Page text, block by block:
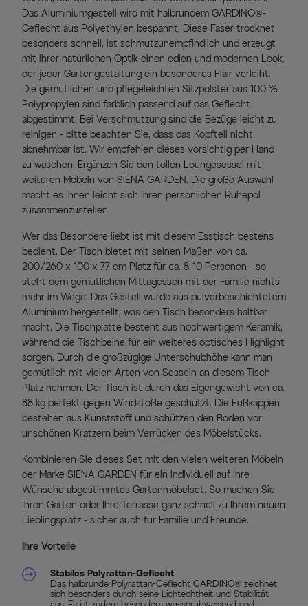
Das Aluminiumgestell wird mit halbrundem GARDINO®-
Geflecht aus Polyethylen bespannt. Diese Faser trocknet
besonders schnell, ist schmutzunempfindlich und erzeugt
mit ihrer natürlichen Optik einen edlen und modernen Look,
der jeder Gartengestaltung ein besonderes Flair verleiht.
Die gemütlichen und pflegeleichten Sitzpolster aus 100 %
Polypropylen sind farblich passend auf das Geflecht
abgestimmt. Bei Verschmutzung sind die Bezüge leicht zu
reinigen - bitte beachten Sie, dass das Kopfteil nicht
abnehmbar ist. Wir empfehlen dieses vorsichtig per Hand
zu waschen. Ergänzen Sie den tollen Loungesessel mit
weiteren Möbeln von SIENA GARDEN. Die große Auswahl
macht es Ihnen leicht sich Ihren persönlichen Ruhepol
zusammenzustellen.
Wer das Besondere liebt ist mit diesem Esstisch bestens
bedient. Der Tisch bietet mit seinen Maßen von ca.
200/260 x 100 x 77 cm Platz für ca. 8-10 Personen - so
steht dem gemütlichen Mittagessen mit der Familie nichts
mehr im Wege. Das Gestell wurde aus pulverbeschichtetem
Aluminium hergestellt, was den Tisch besonders haltbar
macht. Die Tischplatte besteht aus hochwertigem Keramik,
während die Tischbeine für ein weiteres optisches Highlight
sorgen. Durch die großzügige Unterschubhöhe kann man
gemütlich mit vielen Arten von Sesseln an diesem Tisch
Platz nehmen. Der Tisch ist durch das Eigengewicht von ca.
88 kg perfekt gegen Windstöße geschützt. Die Fußkappen
bestehen aus Kunststoff und schützen den Boden vor
unschönen Kratzern beim Verrücken des Möbelstücks.
Kombinieren Sie dieses Set mit den vielen weiteren Möbeln
der Marke SIENA GARDEN für ein individuell auf Ihre
Wünsche abgestimmtes Gartenmöbelset. So machen Sie
Ihren Garten oder Ihre Terrasse ganz schnell zu Ihrem neuen
Lieblingsplatz - sicher auch für Familie und Freunde.
Ihre Vorteile
Stabiles Polyrattan-Geflecht
Das halbrunde Polyrattan-Geflecht GARDINO® zeichnet
sich besonders durch seine Lichtechtheit und Stabilität